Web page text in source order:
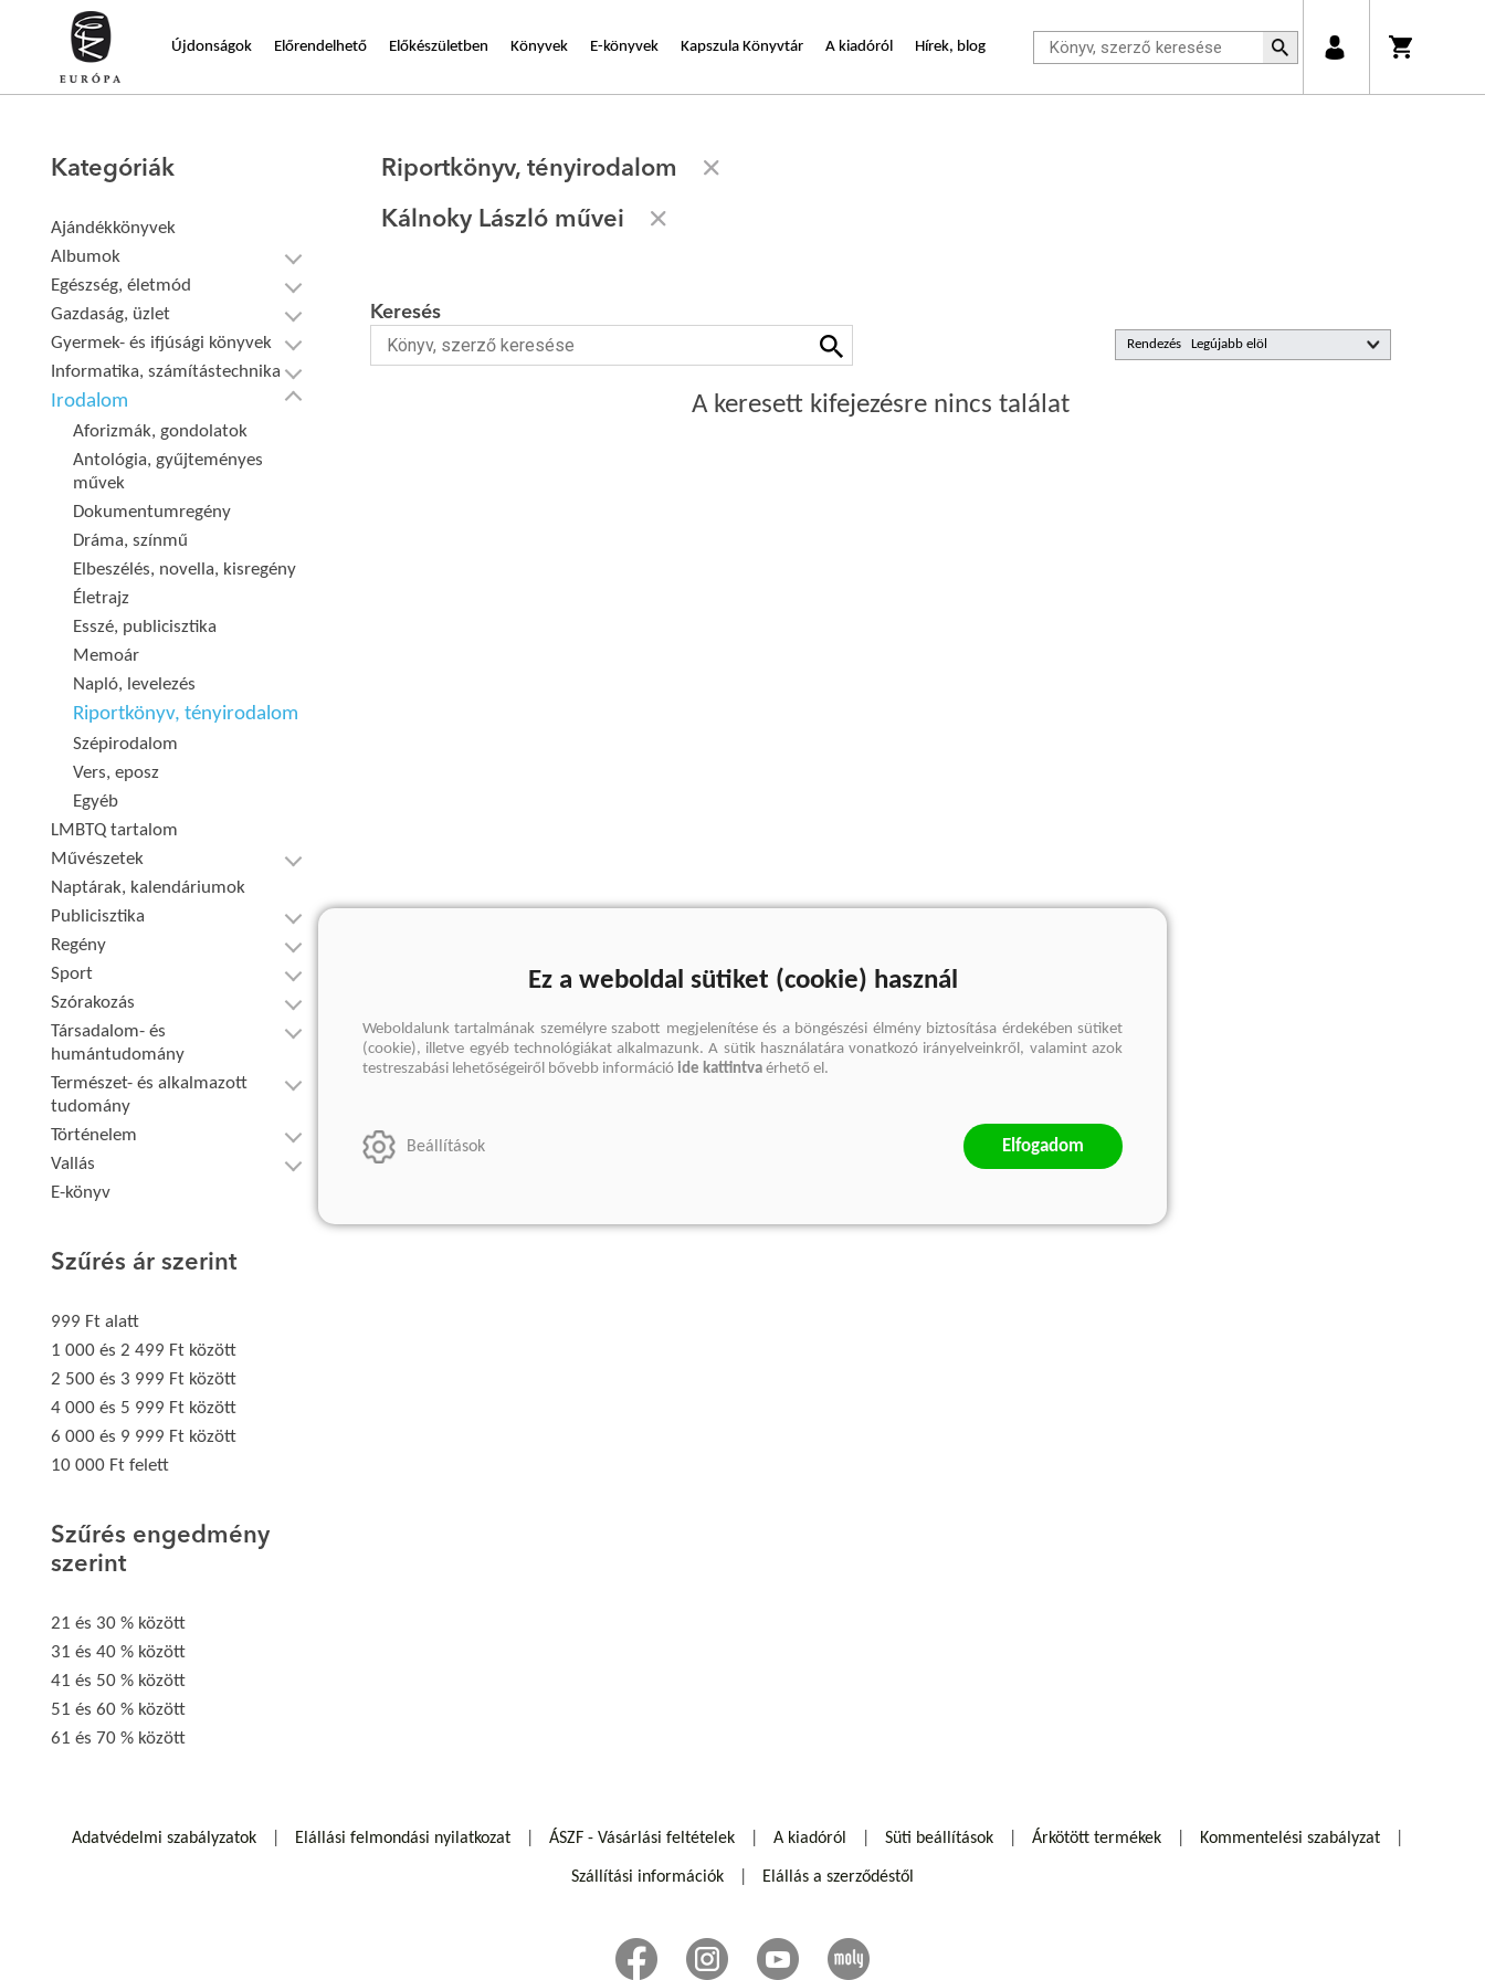
Újdonságok Előrendelhető Előkészületben Könyvek E-könyvek Kapszula Könyvtár A kiadóról Hírek, blog
Kategóriák
Ajándékkönyvek
Albumok
Egészség, életmód
Gazdaság, üzlet
Gyermek- és ifjúsági könyvek
Informatika, számítástechnika
Irodalom
Aforizmák, gondolatok
Antológia, gyűjteményes
művek
Dokumentumregény
Dráma, színmű
Elbeszélés, novella, kisregény
Életrajz
Esszé, publicisztika
Memoár
Napló, levelezés
Riportkönyv, tényirodalom
Szépirodalom
Vers, eposz
Egyéb
LMBTQ tartalom
Művészetek
Naptárak, kalendáriumok
Publicisztika
Regény
Sport
Szórakozás
Társadalom- és
humántudomány
Természet- és alkalmazott
tudomány
Történelem
Vallás
E-könyv
Szűrés ár szerint
999 Ft alatt
1 000 és 2 499 Ft között
2 500 és 3 999 Ft között
4 000 és 5 999 Ft között
6 000 és 9 999 Ft között
10 000 Ft felett
Szűrés engedmény
szerint
21 és 30 % között
31 és 40 % között
41 és 50 % között
51 és 60 % között
61 és 70 % között
Riportkönyv, tényirodalom
Kálnoky László művei
Rendezés
Keresés
A keresett kifejezésre nincs találat
Adatvédelmi szabályzatok Elállási felmondási nyilatkozat ÁSZF - Vásárlási feltételek A kiadóról Süti beállítások Árkötött termékek Kommentelési szabályzat
Szállítási információk Elállás a szerződéstől
Ez a weboldal sütiket (cookie) használ
Weboldalunk tartalmának személyre szabott megjelenítése és a böngészési élmény biztosítása érdekében sütiket
(cookie), illetve egyéb technológiákat alkalmazunk. A sütik használatára vonatkozó irányelveinkről, valamint azok
testreszabási lehetőségeiről bővebb információ ide kattintva érhető el.
Beállítások Elfogadom